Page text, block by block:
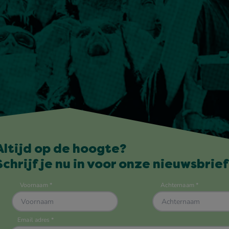
op de hoogte?
je nu in voor onze